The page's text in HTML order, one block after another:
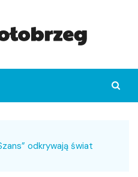
odkrywają świat